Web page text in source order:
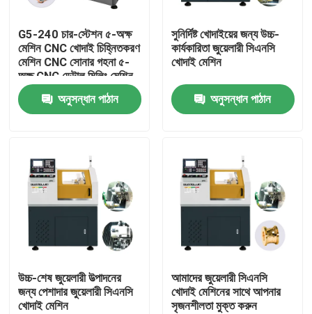
ভিআর শো
আমাদের সম্পর্কে
G5-240 চার-স্টেশন ৫-অক্ষ
মেশিন CNC খোদাই চিহ্নিতকরণ
মেশিন CNC সোনার গহনা ৫-
অক্ষ CNC ডেন্টাল মিলিং মেশিন
বিক্রয়ের জন্য
অনুসন্ধান পাঠান
সুনির্দিষ্ট খোদাইয়ের জন্য উচ্চ-
কার্যকারিতা জুয়েলারী সিএনসি
খোদাই মেশিন
অনুসন্ধান পাঠান
উচ্চ-শেষ জুয়েলারী উত্পাদনের
জন্য পেশাদার জুয়েলারী সিএনসি
খোদাই মেশিন
আমাদের জুয়েলারী সিএনসি
খোদাই মেশিনের সাথে আপনার
সৃজনশীলতা মুক্ত করুন